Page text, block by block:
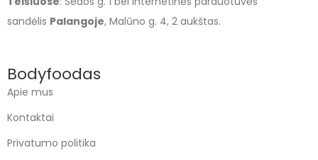
sandėlis Palangoje, Malūno g. 4, 2 aukštas.
Bodyfoodas
Apie mus
Kontaktai
Privatumo politika